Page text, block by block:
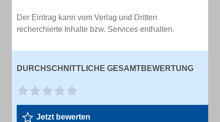
Der Eintrag kann vom Verlag und Dritten
recherchierte Inhalte bzw. Services enthalten.
DURCHSCHNITTLICHE GESAMTBEWERTUNG
Jetzt bewerten